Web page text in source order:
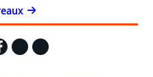
Instagram
YouTube